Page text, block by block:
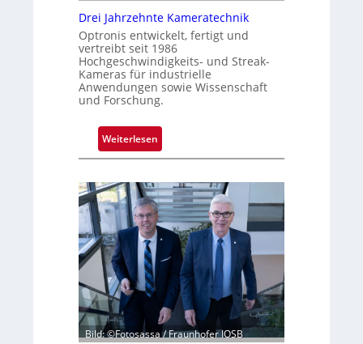
Drei Jahrzehnte Kameratechnik
Optronis entwickelt, fertigt und
vertreibt seit 1986
Hochgeschwindigkeits- und Streak-
Kameras für industrielle
Anwendungen sowie Wissenschaft
und Forschung.
Weiterlesen:
D
e
i
J
a
h
r
e
h
Bild: ©Fotosassa / Fraunhofer IOSB